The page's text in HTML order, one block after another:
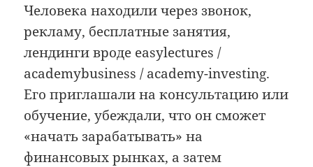
Человека находили через звонок,
рекламу, бесплатные занятия,
лендинги вроде easylectures /
academybusiness / academy-investing.
Его приглашали на консультацию или
обучение, убеждали, что он сможет
«начать зарабатывать» на
финансовых рынках, а затем